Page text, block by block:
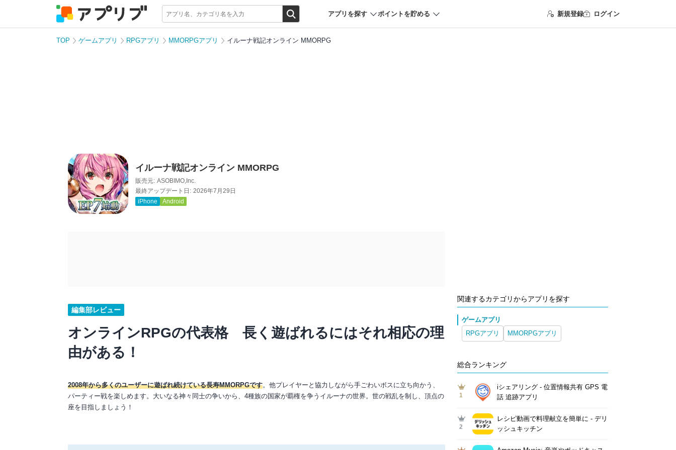
アプリを探す ポイントを貯める 新規登録 ログイン
TOP ゲームアプリ RPGアプリ MMORPGアプリ イルーナ戦記オンライン MMORPG
イルーナ戦記オンライン MMORPG
販売元: ASOBIMO,Inc.
最終アップデート日: 2026年7月29日
iPhone
Android
編集部レビュー
オンラインRPGの代表格 長く遊ばれるにはそれ相応の理
由がある！
2008年から多くのユーザーに遊ばれ続けている長寿MMORPGです。他プレイヤーと協力しながら手ごわいボスに立ち向かう、
パーティー戦を楽しめます。大いなる神々同士の争いから、4種族の国家が覇権を争うイルーナの世界。世の戦乱を制し、頂点の
座を目指しましょう！
関連するカテゴリからアプリを探す
ゲームアプリ
RPGアプリ
MMORPGアプリ
総合ランキング
1
iシェアリング - 位置情報共有 GPS 電
話 追跡アプリ
2
レシピ動画で料理献立を簡単‪に - デリ
ッシュキッチン